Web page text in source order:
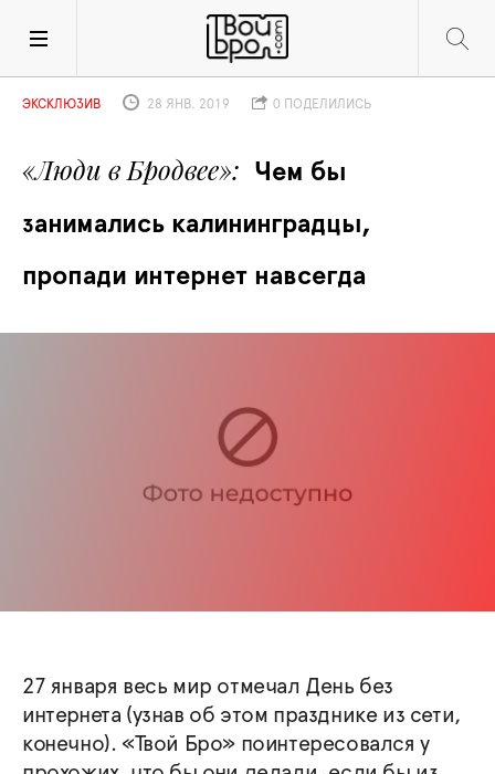
«Люди в Бродвее»
Чем бы
занимались калининградцы,
пропади интернет навсегда
ЭКСКЛЮЗИВ 28 ЯНВ. 2019 0 ПОДЕЛИЛИСЬ
27 января весь мир отмечал День без
интернета (узнав об этом празднике из сети,
конечно). «Твой Бро» поинтересовался у